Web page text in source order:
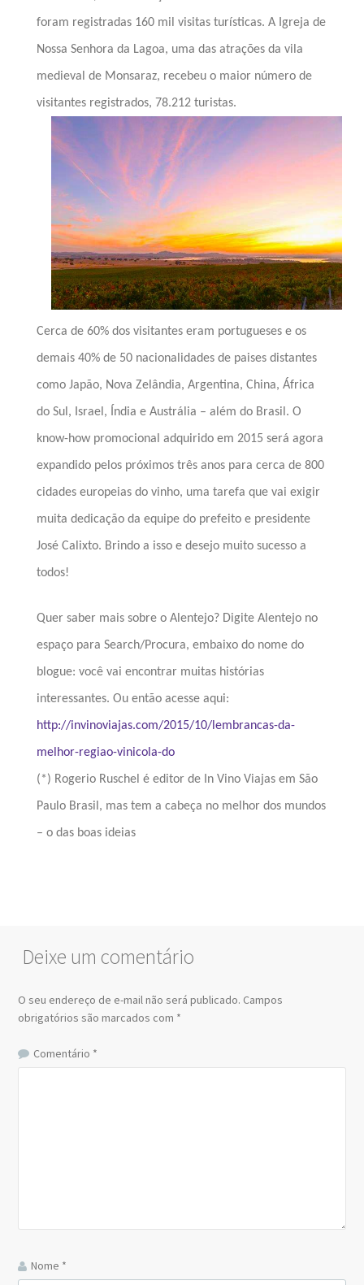
foram registradas 160 mil visitas turísticas. A Igreja de
Nossa Senhora da Lagoa, uma das atrações da vila
medieval de Monsaraz, recebeu o maior número de
visitantes registrados, 78.212 turistas.
Cerca de 60% dos visitantes eram portugueses e os
demais 40% de 50 nacionalidades de paises distantes
como Japão, Nova Zelândia, Argentina, China, África
do Sul, Israel, Índia e Austrália – além do Brasil. O
know-how promocional adquirido em 2015 será agora
expandido pelos próximos três anos para cerca de 800
cidades europeias do vinho, uma tarefa que vai exigir
muita dedicação da equipe do prefeito e presidente
José Calixto. Brindo a isso e desejo muito sucesso a
todos!
Quer saber mais sobre o Alentejo? Digite Alentejo no
espaço para Search/Procura, embaixo do nome do
blogue: você vai encontrar muitas histórias
interessantes. Ou então acesse aqui:
http://invinoviajas.com/2015/10/lembrancas-da-
melhor-regiao-vinicola-do
(*) Rogerio Ruschel é editor de In Vino Viajas em São
Paulo Brasil, mas tem a cabeça no melhor dos mundos
– o das boas ideias
Deixe um comentário
O seu endereço de e-mail não será publicado. Campos
obrigatórios são marcados com *
Comentário *
Nome *